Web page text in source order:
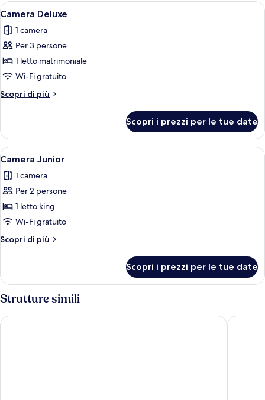
Apri
tutte
le
foto
per
Camera
Deluxe
Camera d'hotel con due letti, una
4
Camera Deluxe
1 camera
Per 3 persone
1 letto matrimoniale
Wi-Fi gratuito
Scopri di più
Altri
Deluxe
Scopri i prezzi per le tue date
Apri
tutte
le
foto
per
Camera
Junior
Una moderna camera d'albergo con
4
Camera Junior
1 camera
Per 2 persone
1 letto king
Wi-Fi gratuito
Scopri di più
Altri
Junior
Scopri i prezzi per le tue date
Strutture simili
Diamond Plaza Hotel Suratthani 100